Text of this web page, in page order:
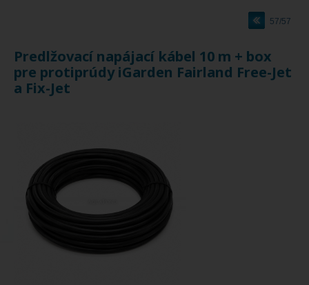
57/57
Predlžovací napájací kábel 10 m + box
pre protiprúdy iGarden Fairland Free-Jet
a Fix-Jet